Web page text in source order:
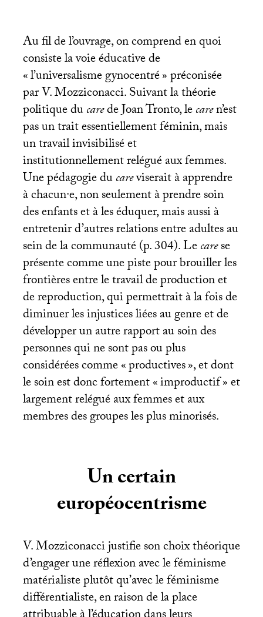
Au fil de l’ouvrage, on comprend en quoi
consiste la voie éducative de
«l’universalisme gynocentré» préconisée
par V. Mozziconacci. Suivant la théorie
politique ducarede Joan Tronto, lecaren’est
pas un trait essentiellement féminin, mais
un travail invisibilisé et
institutionnellement relégué aux femmes.
Une pédagogie ducareviserait à apprendre
à chacun·e, non seulement à prendre soin
des enfants et à les éduquer, mais aussi à
entretenir d’autres relations entre adultes au
sein de la communauté (p. 304). Lecarese
présente comme une piste pour brouiller les
frontières entre le travail de production et
de reproduction, qui permettrait à la fois de
diminuer les injustices liées au genre et de
développer un autre rapport au soin des
personnes qui ne sont pas ou plus
considérées comme «productives», et dont
le soin est donc fortement «improductif» et
largement relégué aux femmes et aux
membres des groupes les plus minorisés.
Un certain
européocentrisme
V. Mozziconacci justifie son choix théorique
d’engager une réflexion avec le féminisme
matérialiste plutôt qu’avec le féminisme
différentialiste, en raison de la place